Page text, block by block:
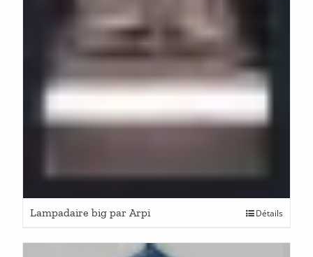
Lampadaire big par Arpi Détails